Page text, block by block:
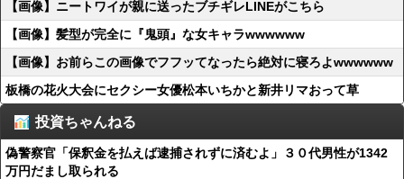
【画像】ニートワイが親に送ったブチギレLINEがこちら
【画像】髪型が完全に『鬼頭』な女キャラwwwwww
【画像】お前らこの画像でフフッてなったら絶対に寝ろよwwwwww
板橋の花火大会にセクシー女優松本いちかと新井リマおって草
投資ちゃんねる
偽警察官「保釈金を払えば逮捕されずに済むよ」３０代男性が1342
万円だまし取られる